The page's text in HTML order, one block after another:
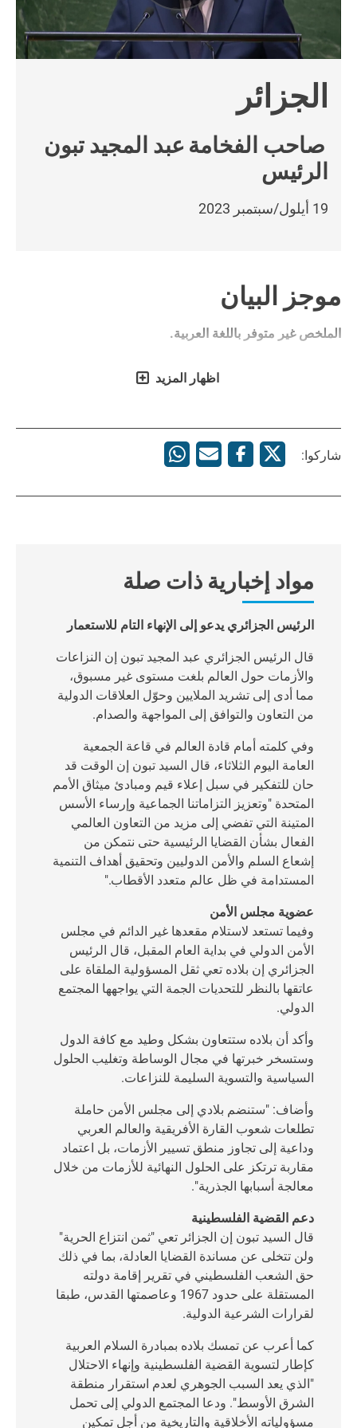
الجزائر
صاحب الفخامة عبد المجيد تبون
الرئيس
19 أيلول/سبتمبر 2023
موجز البيان
الملخص غير متوفر باللغة العربية.
اظهار المزيد
شاركوا:
مواد إخبارية ذات صلة
الرئيس الجزائري يدعو إلى الإنهاء التام للاستعمار
قال الرئيس الجزائري عبد المجيد تبون إن النزاعات
والأزمات حول العالم بلغت مستوى غير مسبوق،
مما أدى إلى تشريد الملايين وحوّل العلاقات الدولية
من التعاون والتوافق إلى المواجهة والصدام.
وفي كلمته أمام قادة العالم في قاعة الجمعية
العامة اليوم الثلاثاء، قال السيد تبون إن الوقت قد
حان للتفكير في سبل إعلاء قيم ومبادئ ميثاق الأمم
المتحدة "وتعزيز التزاماتنا الجماعية وإرساء الأسس
المتينة التي تفضي إلى مزيد من التعاون العالمي
الفعال بشأن القضايا الرئيسية حتى نتمكن من
إشعاع السلم والأمن الدوليين وتحقيق أهداف التنمية
المستدامة في ظل عالم متعدد الأقطاب."
عضوية مجلس الأمن
وفيما تستعد لاستلام مقعدها غير الدائم في مجلس
الأمن الدولي في بداية العام المقبل، قال الرئيس
الجزائري إن بلاده تعي ثقل المسؤولية الملقاة على
عاتقها بالنظر للتحديات الجمة التي يواجهها المجتمع
الدولي.
وأكد أن بلاده ستتعاون بشكل وطيد مع كافة الدول
وستسخر خبرتها في مجال الوساطة وتغليب الحلول
السياسية والتسوية السليمة للنزاعات.
وأضاف: "ستنضم بلادي إلى مجلس الأمن حاملة
تطلعات شعوب القارة الأفريقية والعالم العربي
وداعية إلى تجاوز منطق تسيير الأزمات، بل اعتماد
مقاربة ترتكز على الحلول النهائية للأزمات من خلال
معالجة أسبابها الجذرية".
دعم القضية الفلسطينية
قال السيد تبون إن الجزائر تعي "ثمن انتزاع الحرية"
ولن تتخلى عن مساندة القضايا العادلة، بما في ذلك
حق الشعب الفلسطيني في تقرير إقامة دولته
المستقلة على حدود 1967 وعاصمتها القدس، طبقا
لقرارات الشرعية الدولية.
كما أعرب عن تمسك بلاده بمبادرة السلام العربية
كإطار لتسوية القضية الفلسطينية وإنهاء الاحتلال
"الذي يعد السبب الجوهري لعدم استقرار منطقة
الشرق الأوسط". ودعا المجتمع الدولي إلى تحمل
مسؤولياته الأخلاقية والتاريخية من أجل تمكين